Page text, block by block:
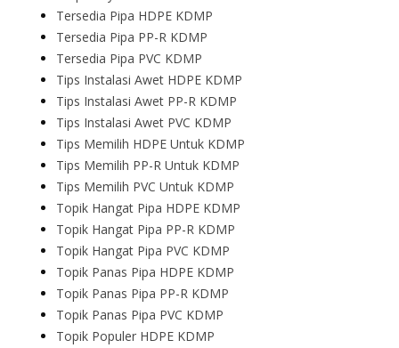
Tersedia Pipa HDPE KDMP
Tersedia Pipa PP-R KDMP
Tersedia Pipa PVC KDMP
Tips Instalasi Awet HDPE KDMP
Tips Instalasi Awet PP-R KDMP
Tips Instalasi Awet PVC KDMP
Tips Memilih HDPE Untuk KDMP
Tips Memilih PP-R Untuk KDMP
Tips Memilih PVC Untuk KDMP
Topik Hangat Pipa HDPE KDMP
Topik Hangat Pipa PP-R KDMP
Topik Hangat Pipa PVC KDMP
Topik Panas Pipa HDPE KDMP
Topik Panas Pipa PP-R KDMP
Topik Panas Pipa PVC KDMP
Topik Populer HDPE KDMP